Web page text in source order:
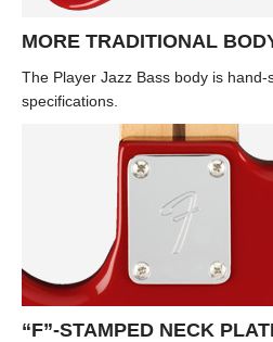
MORE TRADITIONAL
The Player Jazz Bass body is
specifications.
“F”-STAMPED NECK